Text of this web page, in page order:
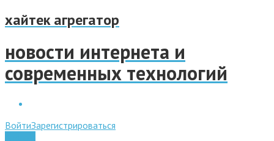
хайтек агрегатор
новости интернета и
современных технологий
ВойтиЗарегистрироваться